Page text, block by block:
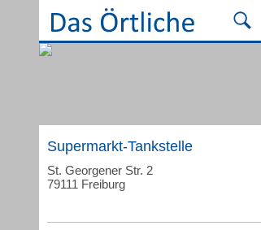
Supermarkt-Tankstelle
St. Georgener Str. 2
79111 Freiburg